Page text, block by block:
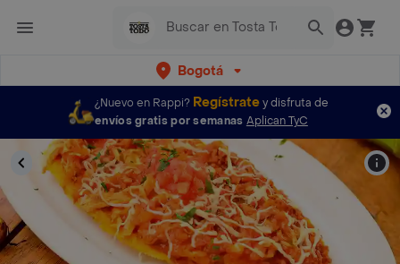
Bogotá
¿Nuevo en Rappi? Regístratey disfruta de
envíos gratis por semanas Aplican TyC